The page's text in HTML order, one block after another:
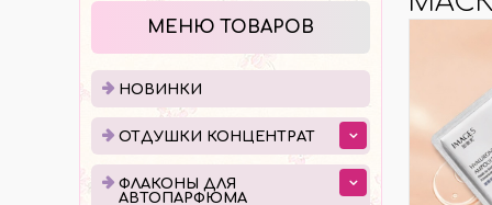
МЕНЮ ТОВАРОВ
НОВИНКИ
ОТДУШКИ КОНЦЕНТРАТ
ФЛАКОНЫ ДЛЯ
АВТОПАРФЮМА